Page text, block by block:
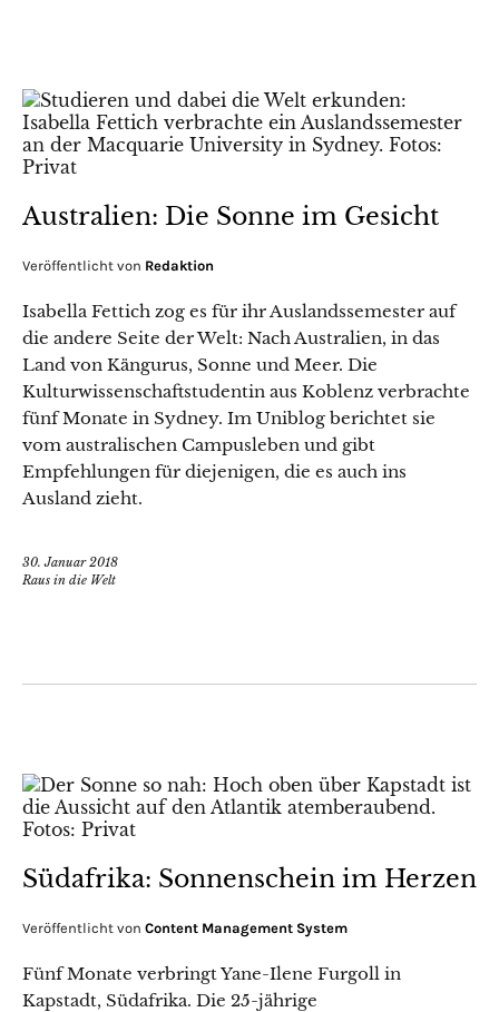
Australien: Die Sonne im Gesicht
Veröffentlicht von Redaktion
Isabella Fettich zog es für ihr Auslandssemester auf
die andere Seite der Welt: Nach Australien, in das
Land von Kängurus, Sonne und Meer. Die
Kulturwissenschaftstudentin aus Koblenz verbrachte
fünf Monate in Sydney. Im Uniblog berichtet sie
vom australischen Campusleben und gibt
Empfehlungen für diejenigen, die es auch ins
Ausland zieht.
30. Januar 2018
Raus in die Welt
Südafrika: Sonnenschein im Herzen
Veröffentlicht von Content Management System
Fünf Monate verbringt Yane-Ilene Furgoll in
Kapstadt, Südafrika. Die 25-jährige